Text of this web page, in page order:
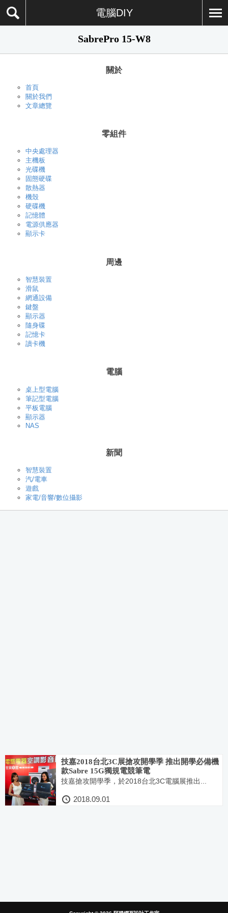
電腦DIY
SabrePro 15-W8
關於
首頁
關於我們
文章總覽
零組件
中央處理器
主機板
光碟機
固態硬碟
散熱器
機殼
硬碟機
記憶體
電源供應器
顯示卡
周邊
智慧裝置
滑鼠
網通設備
鍵盤
顯示器
隨身碟
記憶卡
讀卡機
電腦
桌上型電腦
筆記型電腦
平板電腦
顯示器
NAS
新聞
智慧裝置
汽/電車
遊戲
家電/音響/數位攝影
技嘉2018台北3C展搶攻開學季 推出開學必備機
款Sabre 15G獨規電競筆電
技嘉搶攻開學季，於2018台北3C電腦展推出...
2018.09.01